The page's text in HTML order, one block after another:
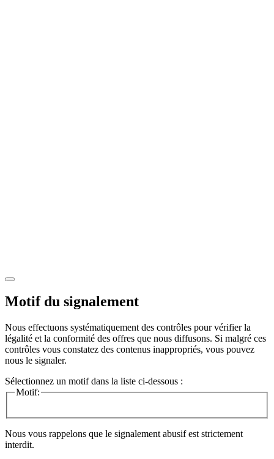
Motif du signalement
Nous effectuons systématiquement des contrôles pour vérifier la
légalité et la conformité des offres que nous diffusons. Si malgré ces
contrôles vous constatez des contenus inappropriés, vous pouvez
nous le signaler.
Sélectionnez un motif dans la liste ci-dessous :
Motif:
Nous vous rappelons que le signalement abusif est strictement
interdit.